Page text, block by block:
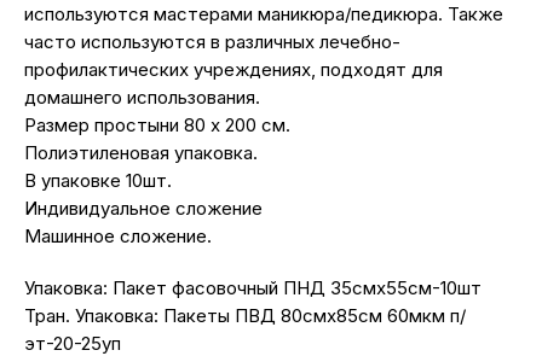
используются мастерами маникюра/педикюра. Также
часто используются в различных лечебно-
профилактических учреждениях, подходят для
домашнего использования.
Размер простыни 80 х 200 см.
Полиэтиленовая упаковка.
В упаковке 10шт.
Индивидуальное сложение
Машинное сложение.
Упаковка: Пакет фасовочный ПНД 35смх55см-10шт
Тран. Упаковка: Пакеты ПВД 80смх85см 60мкм п/
эт-20-25уп